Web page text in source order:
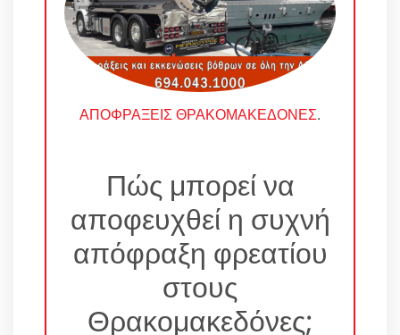
ΑΠΟΦΡΑΞΕΙΣ ΘΡΑΚΟΜΑΚΕΔΟΝΕΣ.
Πώς μπορεί να
αποφευχθεί η συχνή
απόφραξη φρεατίου
στους
Θρακομακεδόνες;